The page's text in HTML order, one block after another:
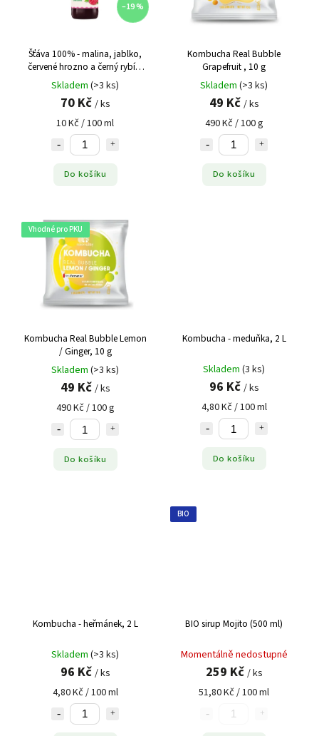
–19 %
Šťáva 100% - malina, jablko,
červené hrozno a černý rybíz,
700 ml
Skladem (>3 ks)
70 Kč / ks
10 Kč / 100 ml
Do košíku
Kombucha Real Bubble
Grapefruit , 10 g
Skladem (>3 ks)
49 Kč / ks
490 Kč / 100 g
Do košíku
Vhodné pro PKU
Kombucha Real Bubble Lemon
/ Ginger, 10 g
Skladem (>3 ks)
49 Kč / ks
490 Kč / 100 g
Do košíku
Kombucha - meduňka, 2 L
Skladem (3 ks)
96 Kč / ks
4,80 Kč / 100 ml
Do košíku
Kombucha - heřmánek, 2 L
Skladem (>3 ks)
96 Kč / ks
4,80 Kč / 100 ml
BIO
BIO sirup Mojito (500 ml)
Momentálně nedostupné
259 Kč / ks
51,80 Kč / 100 ml